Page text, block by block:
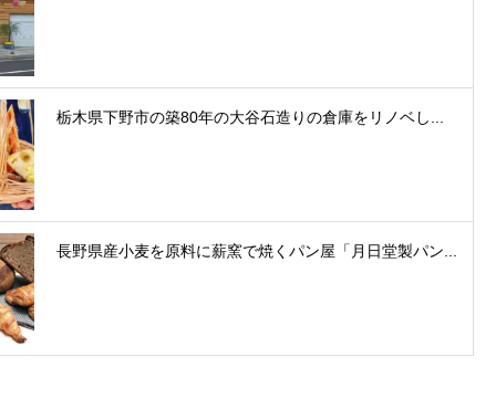
栃木県下野市の築80年の大谷石造りの倉庫をリノベし...
長野県産小麦を原料に薪窯で焼くパン屋「月日堂製パン...